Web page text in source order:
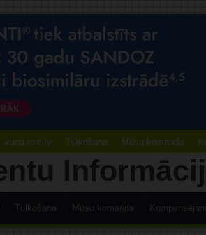
kursi.mic.lv Tulkošana Mūsu komanda
Tulkošana Mūsu komanda